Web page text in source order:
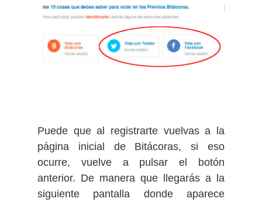
Puede que al registrarte vuelvas a la
página inicial de Bitácoras, si eso
ocurre, vuelve a pulsar el botón
anterior. De manera que llegarás a la
siguiente pantalla donde aparece